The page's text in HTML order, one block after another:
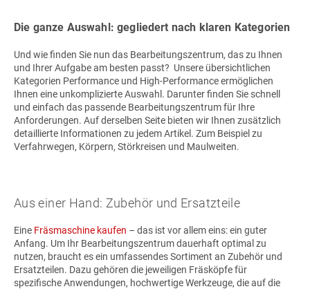
Die ganze Auswahl: gegliedert nach klaren Kategorien
Und wie finden Sie nun das Bearbeitungszentrum, das zu Ihnen
und Ihrer Aufgabe am besten passt? Unsere übersichtlichen
Kategorien Performance und High-Performance ermöglichen
Ihnen eine unkomplizierte Auswahl. Darunter finden Sie schnell
und einfach das passende Bearbeitungszentrum für Ihre
Anforderungen. Auf derselben Seite bieten wir Ihnen zusätzlich
detaillierte Informationen zu jedem Artikel. Zum Beispiel zu
Verfahrwegen, Körpern, Störkreisen und Maulweiten.
Aus einer Hand: Zubehör und Ersatzteile
Eine Fräsmaschine kaufen – das ist vor allem eins: ein guter
Anfang. Um Ihr Bearbeitungszentrum dauerhaft optimal zu
nutzen, braucht es ein umfassendes Sortiment an Zubehör und
Ersatzteilen. Dazu gehören die jeweiligen Fräsköpfe für
spezifische Anwendungen, hochwertige Werkzeuge, die auf die